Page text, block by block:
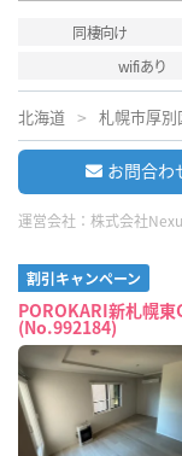
同棲向け
wifiあり
北海道 札幌市厚別
お問合わ
運営会社： 株式会社
割引キャンペーン
POROKARI新札幌
(No.992184)